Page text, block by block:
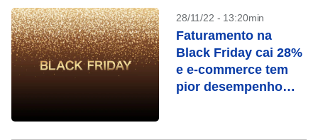
28/11/22 - 13:20min
Faturamento na
Black Friday cai 28%
e e-commerce tem
pior desempenho